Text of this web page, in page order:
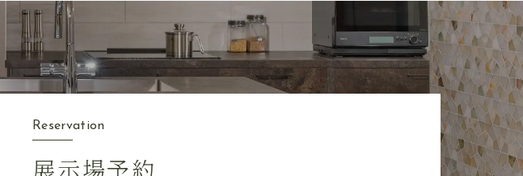
Reservation
展示場予約